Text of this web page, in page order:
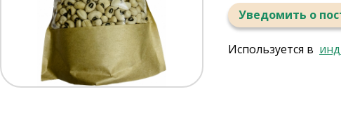
Уведомить о
Используется в